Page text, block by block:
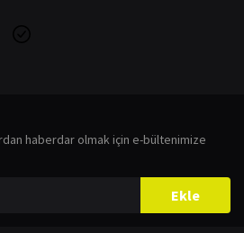
ederiz.
haberdar olmak için e-bültenimize
Ekle